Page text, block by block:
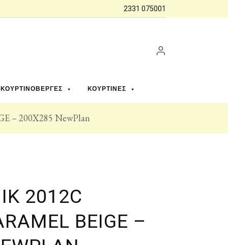
2331 075001
ΚΟΥΡΤΙΝΌΒΕΡΓΕΣ ΚΟΥΡΤΊΝΕΣ
– 200X285 NewPlan
2012C
BEIGE –